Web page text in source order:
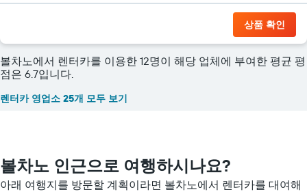
상품 확인
볼차노에서 렌터카를 이용한 12명이 해당 업체에 부여한 평균 평
점은 6.7입니다.
렌터카 영업소 25개 모두 보기
볼차노 인근으로 여행하시나요?
아래 여행지를 방문할 계획이라면 볼차노​에서 렌터카를 대여해